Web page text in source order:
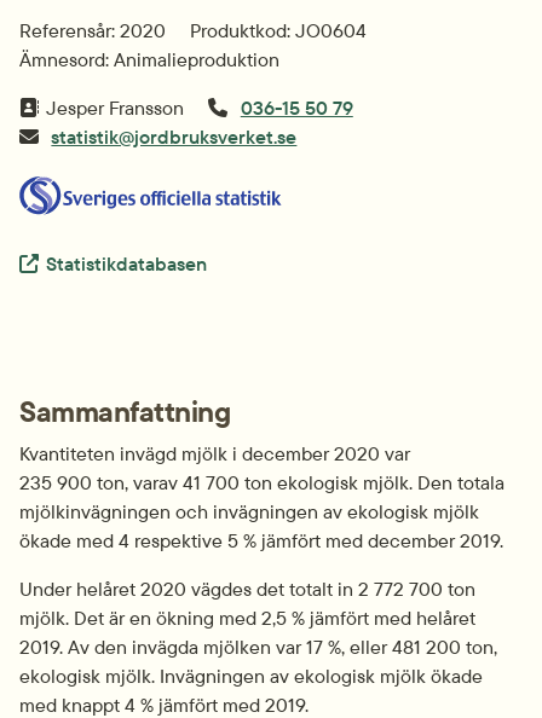
Referensår: 2020
Produktkod: JO0604
Ämnesord: Animalieproduktion
Jesper Fransson
036-15 50 79
statistik@jordbruksverket.se
Extern länk.
Statistikdatabasen
Sammanfattning
Kvantiteten invägd mjölk i december 2020 var
235 900 ton, varav 41 700 ton ekologisk mjölk. Den totala
mjölkinvägningen och invägningen av ekologisk mjölk
ökade med 4 respektive 5 % jämfört med december 2019.
Under helåret 2020 vägdes det totalt in 2 772 700 ton
mjölk. Det är en ökning med 2,5 % jämfört med helåret
2019. Av den invägda mjölken var 17 %, eller 481 200 ton,
ekologisk mjölk. Invägningen av ekologisk mjölk ökade
med knappt 4 % jämfört med 2019.